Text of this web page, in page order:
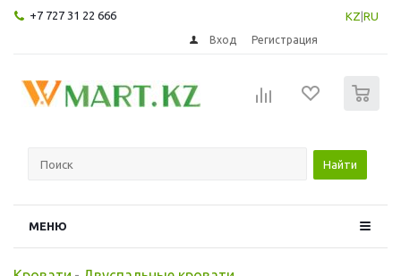
+7 727 31 22 666 KZ RU
Вход Регистрация
Найти
МЕНЮ